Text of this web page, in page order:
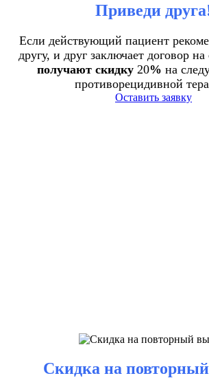
Приведи
Если действующий пациент
другу, и друг заключает договор на
получают скидку 20% на
противорецидивной
Оставить заявку
Скидка на